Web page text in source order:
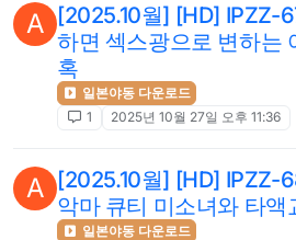
A [2025.10월] [HD] IPZZ-
하면 섹스광으로 변하는
혹
일본야동 다운로드
1
2025년 10월 27일 오후 11:36
A [2025.10월] [HD] IPZZ-
악마 큐티 미소녀와 타액
일본야동 다운로드